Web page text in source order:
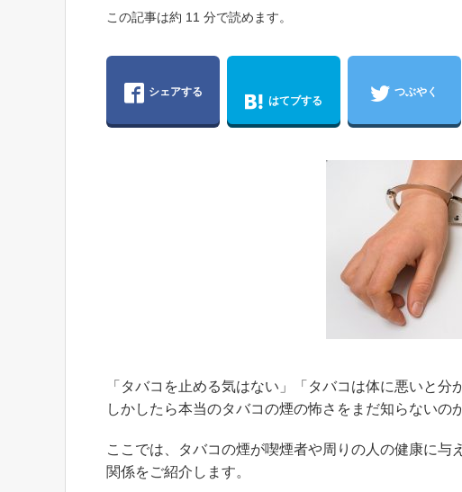
この記事は約 11 分で読めます。
シェアする
はてブする
つぶやく
「タバコを止める気はない」「タバコは体に悪いと
しかしたら本当のタバコの煙の怖さをまだ知らないの
ここでは、タバコの煙が喫煙者や周りの人の健康に
関係をご紹介します。